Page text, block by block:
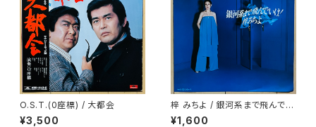
O.S.T.(0座標) / 大都会
¥3,500
梓 みちよ / 銀河系まで飛んでい
け！
¥1,600